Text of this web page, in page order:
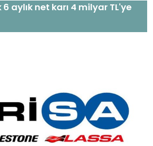
6 aylık net karı 4 milyar TL'ye